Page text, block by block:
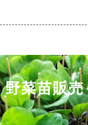
野菜苗販売